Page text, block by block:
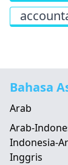
Bahasa
Arab
Arab-
Indonesia-
Inggris